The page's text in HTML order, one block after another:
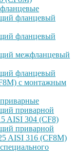
фланцевый
фланцевый
межфланцевый
фланцевый
с монтажным
приварной
AISI 304 (CF8)
приварной
AISI 316 (CF8M)